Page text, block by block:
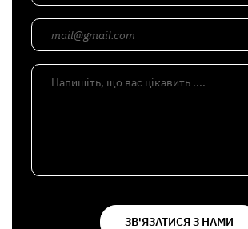
mail@gmail.com
Напишіть, що вас цікавить ....
ЗВ'ЯЗАТИСЯ З НАМИ